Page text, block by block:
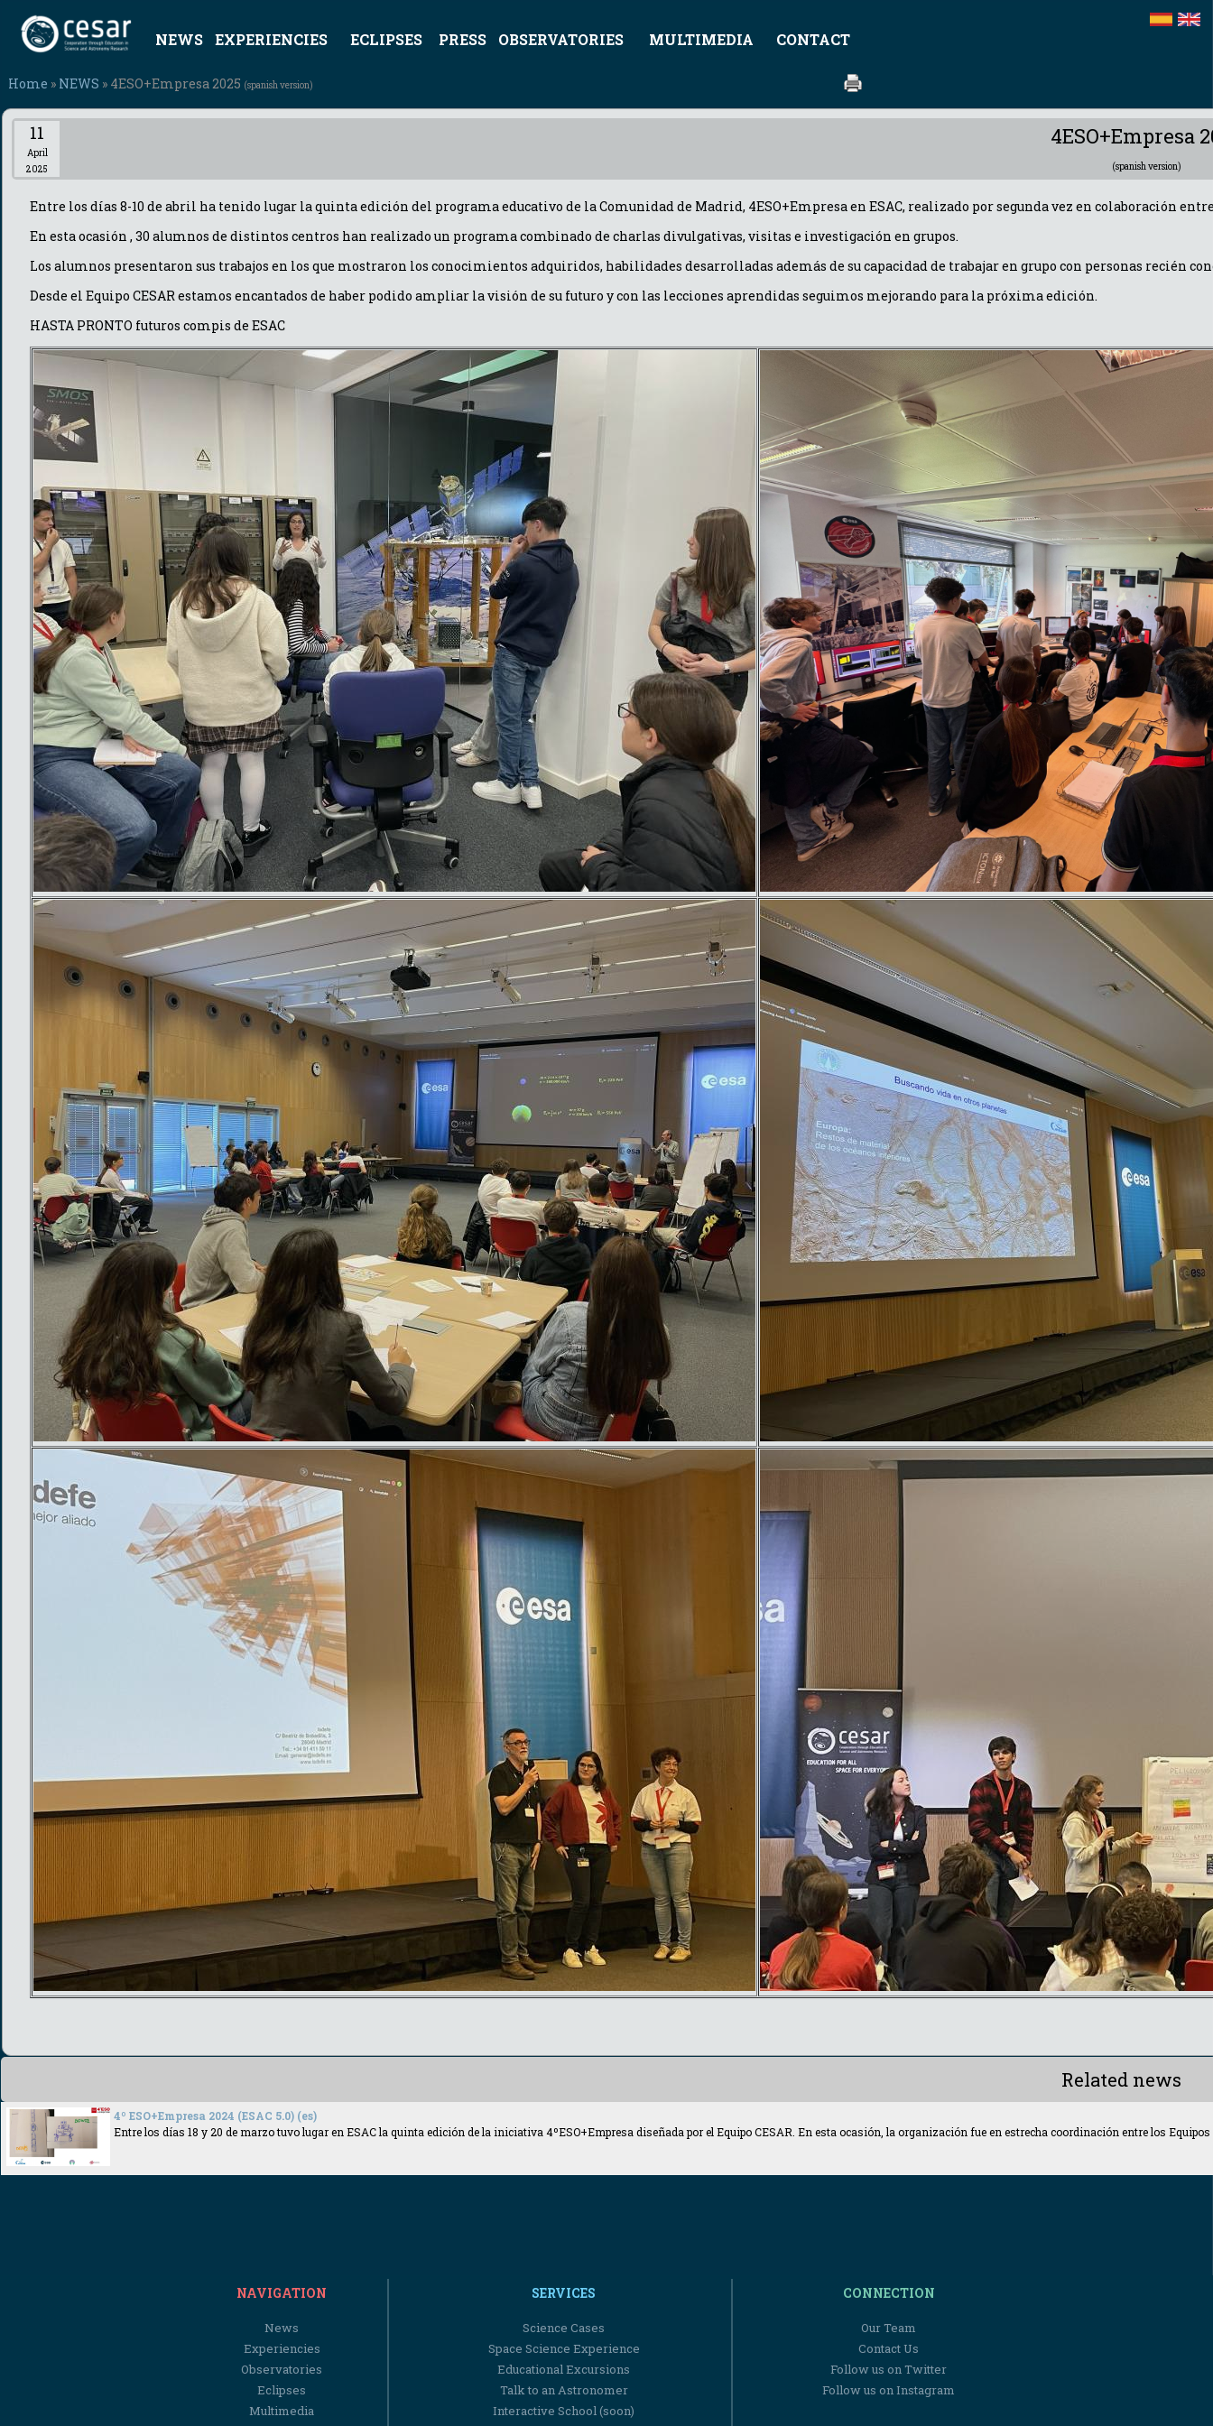
NEWS EXPERIENCIES ECLIPSES PRESS OBSERVATORIES MULTIMEDIA CONTACT
Home » NEWS » 4ESO+Empresa 2025 (spanish version)
11
April
2025
4ESO+Empresa
(spanish version)
Entre los días 8-10 de abril ha tenido lugar la quinta edición del programa educativo de la Comunidad de Madrid, 4ESO+Empresa en ESAC, realizado por segunda vez en colaboración entre
En esta ocasión , 30 alumnos de distintos centros han realizado un programa combinado de charlas divulgativas, visitas e investigación en grupos.
Los alumnos presentaron sus trabajos en los que mostraron los conocimientos adquiridos, habilidades desarrolladas además de su capacidad de trabajar en grupo con personas recién
Desde el Equipo CESAR estamos encantados de haber podido ampliar la visión de su futuro y con las lecciones aprendidas seguimos mejorando para la próxima edición.
HASTA PRONTO futuros compis de ESAC
Related news
4º ESO+Empresa 2024 (ESAC 5.0) (es)
Entre los días 18 y 20 de marzo tuvo lugar en ESAC la quinta edición de la iniciativa 4ºESO+Empresa diseñada por el Equipo CESAR. En esta ocasión, la organización fue en estrecha coordinación entre los
NAVIGATION
News
Experiencies
Observatories
Eclipses
Multimedia
SERVICES
Science Cases
Space Science Experience
Educational Excursions
Talk to an Astronomer
Interactive School (soon)
CONNECTION
Our Team
Contact Us
Follow us on Twitter
Follow us on Instagram